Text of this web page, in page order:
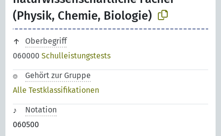
(Physik, Chemie, Biologie)
Oberbegriff
060000Schulleistungstests
Gehört zur Gruppe
Alle Testklassifikationen
Notation
060500